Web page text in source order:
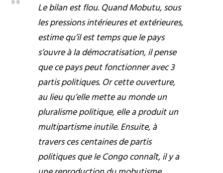
Le bilan est flou. Quand Mobutu, sous
les pressions intérieures et extérieures,
estime qu’il est temps que le pays
s’ouvre à la démocratisation, il pense
que ce pays peut fonctionner avec 3
partis politiques. Or cette ouverture,
au lieu qu’elle mette au monde un
pluralisme politique, elle a produit un
multipartisme inutile. Ensuite, à
travers ces centaines de partis
politiques que le Congo connaît, il y a